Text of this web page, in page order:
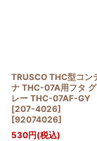
TRUSCO THC型コン
ナ THC-07A用フタ グ
レー THC-07AF-GY
[207-4026]
[92074026]
530円(税込)